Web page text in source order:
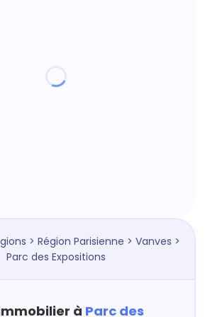
> Région Parisienne > Vanves >
Parc des Expositions
à Parc des